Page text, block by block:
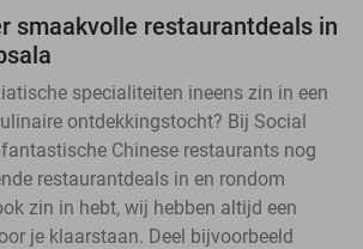
smaakvolle restaurantdeals in
specialiteiten ineens zin in een
ontdekkingstocht? Bij Social
Chinese restaurants nog
restaurantdeals in en rondom
zin in hebt, wij hebben altijd een
je klaarstaan. Deel bijvoorbeeld